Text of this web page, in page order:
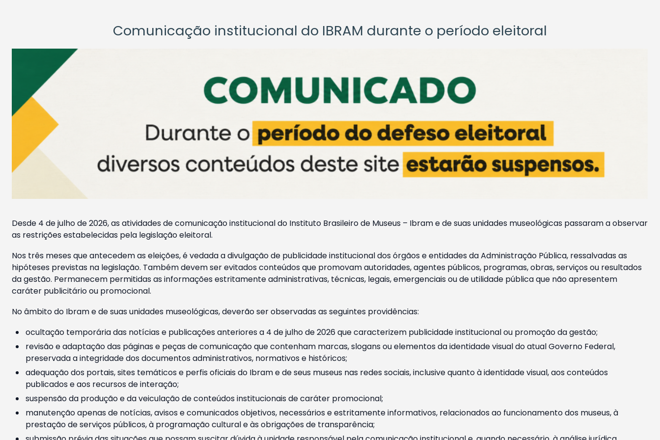
Comunicação institucional do IBRAM durante o período eleitoral
Desde 4 de julho de 2026, as atividades de comunicação institucional do Instituto Brasileiro de Museus – Ibram e de suas unidades museológicas passaram a observar
as restrições estabelecidas pela legislação eleitoral.
Nos três meses que antecedem as eleições, é vedada a divulgação de publicidade institucional dos órgãos e entidades da Administração Pública, ressalvadas as
hipóteses previstas na legislação. Também devem ser evitados conteúdos que promovam autoridades, agentes públicos, programas, obras, serviços ou resultados
da gestão. Permanecem permitidas as informações estritamente administrativas, técnicas, legais, emergenciais ou de utilidade pública que não apresentem
caráter publicitário ou promocional.
No âmbito do Ibram e de suas unidades museológicas, deverão ser observadas as seguintes providências:
ocultação temporária das notícias e publicações anteriores a 4 de julho de 2026 que caracterizem publicidade institucional ou promoção da gestão;
revisão e adaptação das páginas e peças de comunicação que contenham marcas, slogans ou elementos da identidade visual do atual Governo Federal,
preservada a integridade dos documentos administrativos, normativos e históricos;
adequação dos portais, sites temáticos e perfis oficiais do Ibram e de seus museus nas redes sociais, inclusive quanto à identidade visual, aos conteúdos
publicados e aos recursos de interação;
suspensão da produção e da veiculação de conteúdos institucionais de caráter promocional;
manutenção apenas de notícias, avisos e comunicados objetivos, necessários e estritamente informativos, relacionados ao funcionamento dos museus, à
prestação de serviços públicos, à programação cultural e às obrigações de transparência;